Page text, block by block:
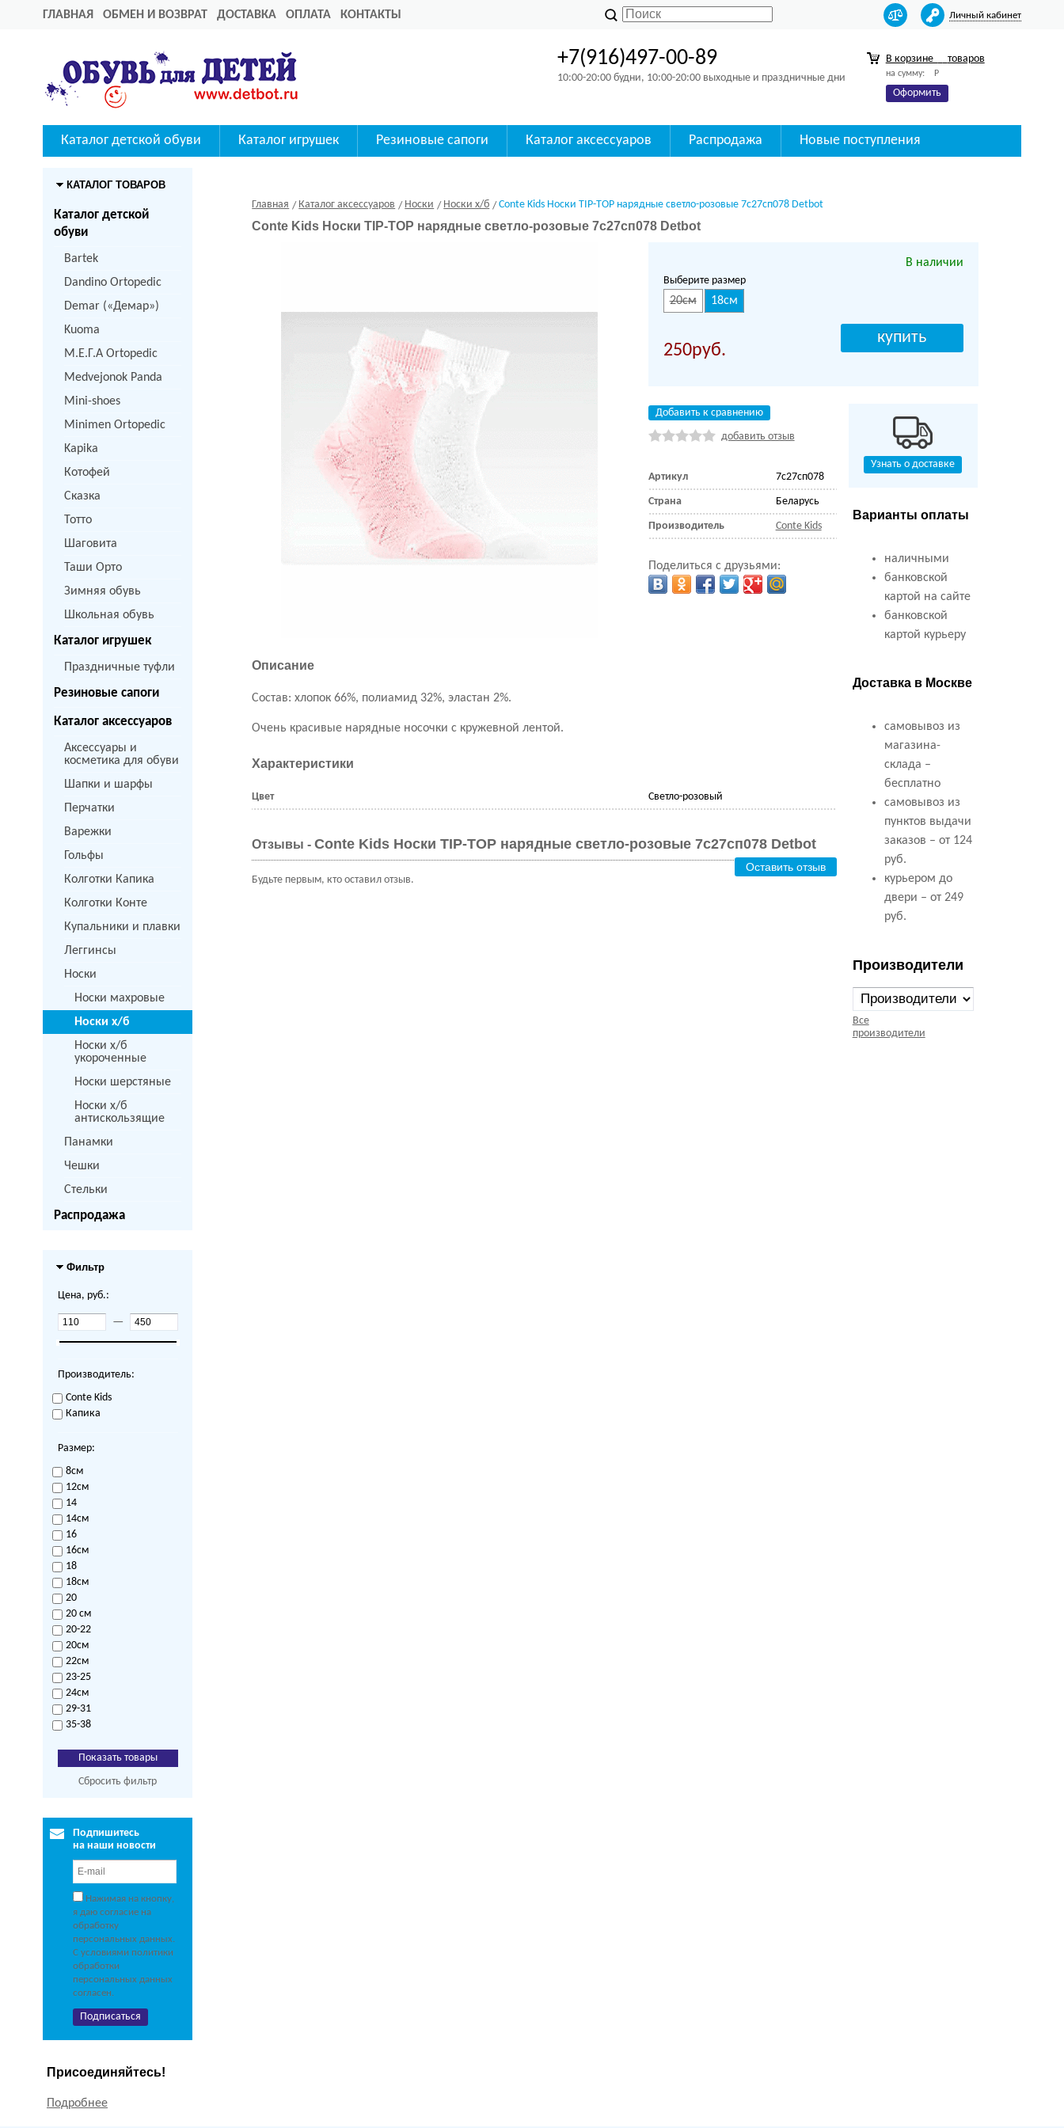
ГЛАВНАЯ ОБМЕН И ВОЗВРАТ ДОСТАВКА ОПЛАТА КОНТАКТЫ Личный кабинет
+7(916)497-00-89
10:00-20:00 будни, 10:00-20:00 выходные и праздничные дни
В корзине товаров
на сумму: Р
Оформить
Каталог детской обуви Каталог игрушек Резиновые сапоги Каталог аксессуаров Распродажа Новые поступления
КАТАЛОГ ТОВАРОВ
Каталог детской
обуви
Bartek
Dandino Ortopedic
Demar («Демар»)
Kuoma
M.Е.Г.А Ortopedic
Medvejonok Panda
Mini-shoes
Minimen Ortopedic
Kapika
Котофей
Сказка
Тотто
Шаговита
Таши Орто
Зимняя обувь
Школьная обувь
Каталог игрушек
Праздничные туфли
Резиновые сапоги
Каталог аксессуаров
Аксессуары и
косметика для обуви
Шапки и шарфы
Перчатки
Варежки
Гольфы
Колготки Капика
Колготки Конте
Купальники и плавки
Леггинсы
Носки
Носки махровые
Носки х/б
Носки х/б
укороченные
Носки шерстяные
Носки х/б
антискользящие
Панамки
Чешки
Стельки
Распродажа
Фильтр
Цена, руб.:
—
Производитель:
Conte Kids
Капика
Размер:
8см
12см
14
14см
16
16см
18
18см
20
20 см
20-22
20см
22см
23-25
24см
29-31
35-38
Сбросить фильтр
Подпишитесь
на наши новости
Нажимая на кнопку,
я даю согласие на
обработку
персональных данных.
С условиями политики
обработки
персональных данных
согласен.
Присоединяйтесь!
Подробнее
Главная Каталог аксессуаров Носки Носки х/б Conte Kids Носки TIP-TOP нарядные светло-розовые 7с27сп078 Detbot
Conte Kids Носки TIP-TOP нарядные светло-розовые 7с27сп078 Detbot
В наличии
Выберите размер
20см 18см
250
Добавить к сравнению
добавить отзыв
Артикул 7с27сп078
Страна Беларусь
Производитель Conte Kids
Поделиться с друзьями:
Описание
Состав: хлопок 66%, полиамид 32%, эластан 2%.
Очень красивые нарядные носочки с кружевной лентой.
Характеристики
Цвет Светло-розовый
Отзывы -Conte Kids Носки TIP-TOP нарядные светло-розовые 7с27сп078 Detbot
Оставить отзыв
Будьте первым, кто оставил отзыв.
Узнать о доставке
Варианты оплаты
наличными
банковской
картой на сайте
банковской
картой курьеру
Доставка в Москве
самовывоз из
магазина-
склада –
бесплатно
самовывоз из
пунктов выдачи
заказов – от 124
руб.
курьером до
двери – от 249
руб.
Производители
Все
производители